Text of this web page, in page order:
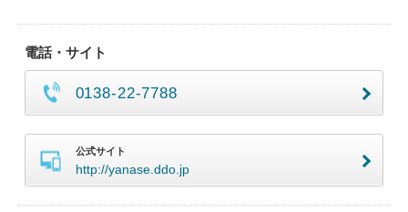
電話・サイト
0138-22-7788
公式サイト
http://yanase.ddo.jp